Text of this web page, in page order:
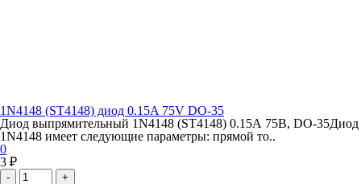
1N4148 (ST4148) диод 0.15A 75V DO-35
Диод выпрямительный 1N4148 (ST4148) 0.15А 75В, DO-35Диод
1N4148 имеет следующие параметры: прямой то..
0
3 ₽
- +